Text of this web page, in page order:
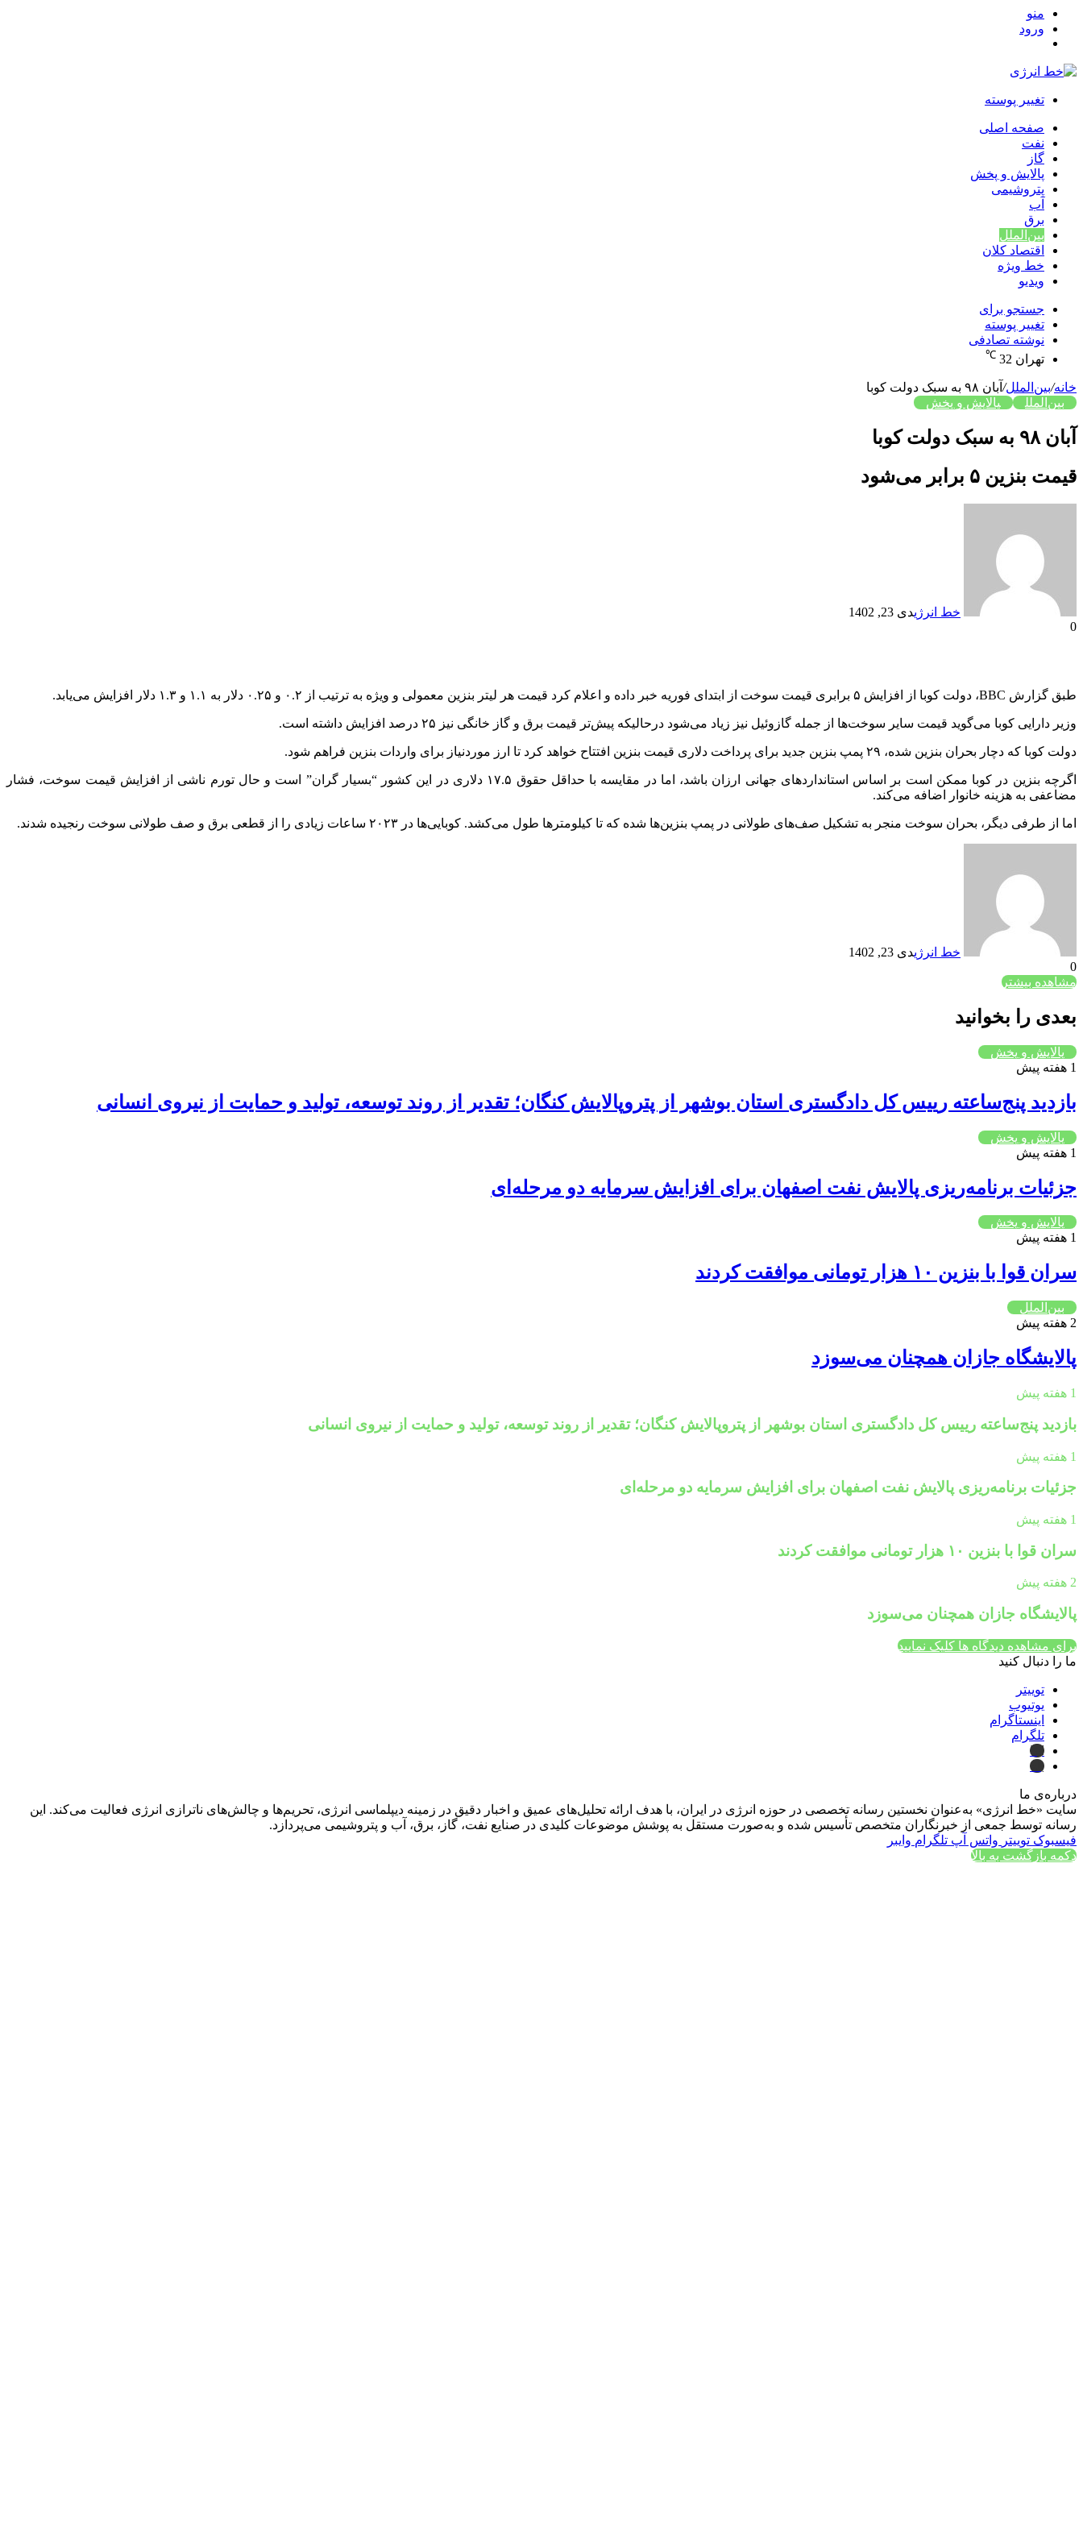
منو
ورود
تغییر پوسته
صفحه اصلی
نفت
گاز
پالایش و پخش
پتروشیمی
آب
برق
بین‌الملل
اقتصاد کلان
خط ویژه
ویدیو
جستجو برای
تغییر پوسته
نوشته تصادفی
تهران 32
℃
خانه/بین‌الملل/ آبان ۹۸ به سبک دولت کوبا
بین‌الملل
پالایش و پخش
آبان ۹۸ به سبک دولت کوبا
قیمت بنزین ۵ برابر می‌شود
خط انرژیدی 23, 1402
0
طبق گزارش BBC، دولت کوبا از افزایش ۵ برابری قیمت سوخت از ابتدای فوریه خبر داده و اعلام کرد قیمت هر لیتر بنزین معمولی و ویژه به ترتیب از ۰.۲ و ۰.۲۵ دلار به ۱.۱ و ۱.۳ دلار افزایش می‌یابد.
وزیر دارایی کوبا می‌گوید قیمت سایر سوخت‌ها از جمله گازوئیل نیز زیاد می‌شود درحالیکه پیش‌تر قیمت برق و گاز خانگی نیز ۲۵ درصد افزایش داشته است.
دولت کوبا که دچار بحران بنزین شده، ۲۹ پمپ بنزین جدید برای پرداخت دلاری قیمت بنزین افتتاح خواهد کرد تا ارز موردنیاز برای واردات بنزین فراهم شود.
اگرچه بنزین در کوبا ممکن است بر اساس استانداردهای جهانی ارزان باشد، اما در مقایسه با حداقل حقوق ۱۷.۵ دلاری در این کشور “بسیار گران” است و حال تورم ناشی از افزایش قیمت سوخت، فشار
مضاعفی به هزینه خانوار اضافه می‌کند.
اما از طرفی دیگر، بحران سوخت منجر به تشکیل صف‌های طولانی در پمپ بنزین‌ها شده که تا کیلومترها طول می‌کشد. کوبایی‌ها در ۲۰۲۳ ساعات زیادی را از قطعی برق و صف طولانی سوخت رنجیده شدند.
خط انرژیدی 23, 1402
0
مشاهده بیشتر
بعدی را بخوانید
پالایش و پخش
1 هفته پیش
بازدید پنج‌ساعته رییس کل دادگستری استان بوشهر از پتروپالایش کنگان؛ تقدیر از روند توسعه، تولید و حمایت از نیروی انسانی
پالایش و پخش
1 هفته پیش
جزئیات برنامه‌ریزی پالایش نفت اصفهان برای افزایش سرمایه دو مرحله‌ای
پالایش و پخش
1 هفته پیش
سران قوا با بنزین ۱۰ هزار تومانی موافقت کردند
بین‌الملل
2 هفته پیش
پالایشگاه جازان همچنان می‌سوزد
1 هفته پیش
بازدید پنج‌ساعته رییس کل دادگستری استان بوشهر از پتروپالایش کنگان؛ تقدیر از روند توسعه، تولید و حمایت از نیروی انسانی
1 هفته پیش
جزئیات برنامه‌ریزی پالایش نفت اصفهان برای افزایش سرمایه دو مرحله‌ای
1 هفته پیش
سران قوا با بنزین ۱۰ هزار تومانی موافقت کردند
2 هفته پیش
پالایشگاه جازان همچنان می‌سوزد
برای مشاهده دیدگاه ها کلیک نمایید
ما را دنبال کنید
توییتر
یوتیوب
اینستاگرام
تلگرام
ایتا
بله
درباره‌ی ما
سایت «خط انرژی» به‌عنوان نخستین رسانه تخصصی در حوزه انرژی در ایران، با هدف ارائه تحلیل‌های عمیق و اخبار دقیق در زمینه دیپلماسی انرژی، تحریم‌ها و چالش‌های ناترازی انرژی فعالیت می‌کند. این
رسانه توسط جمعی از خبرنگاران متخصص تأسیس شده و به‌صورت مستقل به پوشش موضوعات کلیدی در صنایع نفت، گاز، برق، آب و پتروشیمی می‌پردازد.
فیسبوک توییتر واتس آپ تلگرام وایبر
دکمه بازگشت به بالا